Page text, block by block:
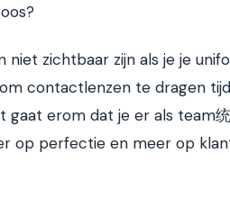
niet zichtbaar zijn als je je
contactlenzen te dragen
gaat erom dat je er als team
op perfectie en meer op